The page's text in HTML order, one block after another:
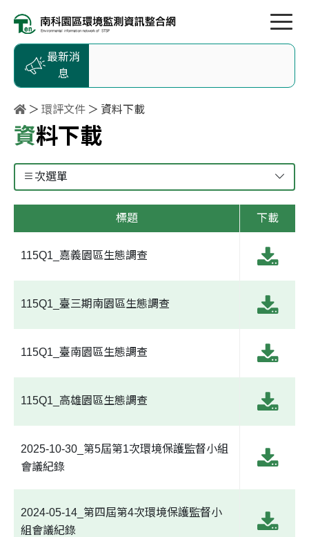
最新消
息
環評文件 資料下載
資料下載
次選單
標題 下載
115Q1_嘉義園區生態調查
115Q1_臺三期南園區生態調查
115Q1_臺南園區生態調查
115Q1_高雄園區生態調查
2025-10-30_第5屆第1次環境保護監督小組
會議紀錄
2024-05-14_第四屆第4次環境保護監督小
組會議紀錄